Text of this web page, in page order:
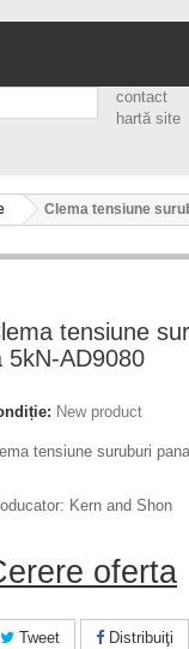
contact
hartă site
Clema tensiune
tensiune
5kN-AD9080
New product
tensiune suruburi
Kern and Shon
oferta
Tweet Distribuiţi